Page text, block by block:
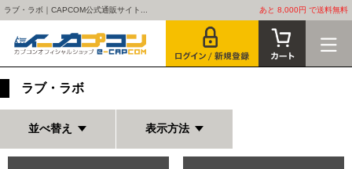
ラブ・ラボ｜CAPCOM公式通販サイト... あと 8,000円 で送料無料
ラブ・ラボ
並べ替え 表示方法